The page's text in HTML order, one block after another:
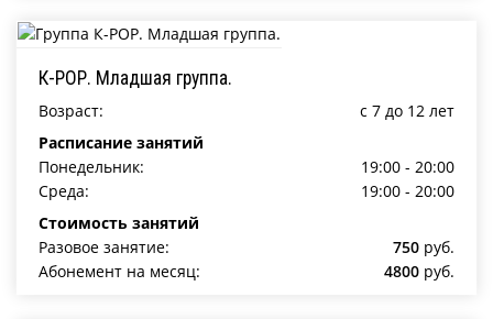
К-РОР. Младшая группа.
Возраст:
c 7 до 12 лет
Расписание занятий
Понедельник:
19:00 - 20:00
Среда:
19:00 - 20:00
Стоимость занятий
Разовое занятие:
750 руб.
Абонемент на месяц:
4800 руб.